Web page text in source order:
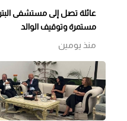
عائلة تصل إلى مستشفى
مستمرة وتوقيف الوالد
منذ يومين